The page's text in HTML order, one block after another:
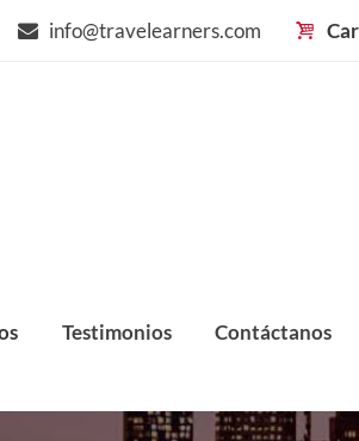
info@travelearners.com
Testimonios Contáctanos